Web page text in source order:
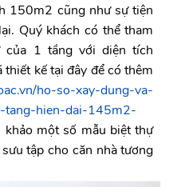
150m2 cũng như sự tiện
Quý khách có thể tham
1 tầng với diện tích
kế tại đây để có thêm
ho-so-xay-dung-va-
hien-dai-145m2-
khảo một số mẫu biệt thự
tập cho căn nhà tương